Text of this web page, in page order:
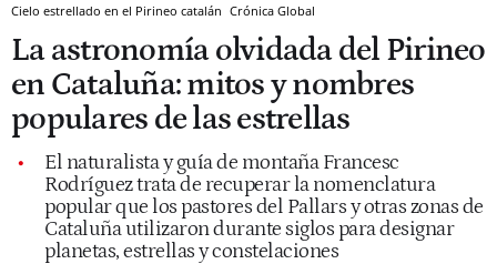
Cielo estrellado en el Pirineo catalán Crónica Global
La astronomía olvidada del Pirineo
en Cataluña: mitos y nombres
populares de las estrellas
El naturalista y guía de montaña Francesc
Rodríguez trata de recuperar la nomenclatura
popular que los pastores del Pallars y otras zonas de
Cataluña utilizaron durante siglos para designar
planetas, estrellas y constelaciones